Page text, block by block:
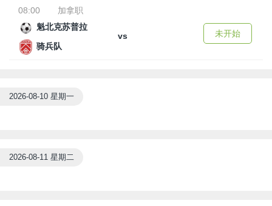
08:00
加拿职
魁北克苏普拉
vs
骑兵队
未开始
2026-08-10 星期一
2026-08-11 星期二